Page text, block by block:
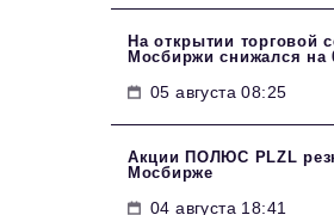
На открытии торговой
Мосбиржи снижался на
05 августа 08:25
Акции ПОЛЮС PLZL
Мосбирже
04 августа 18:41